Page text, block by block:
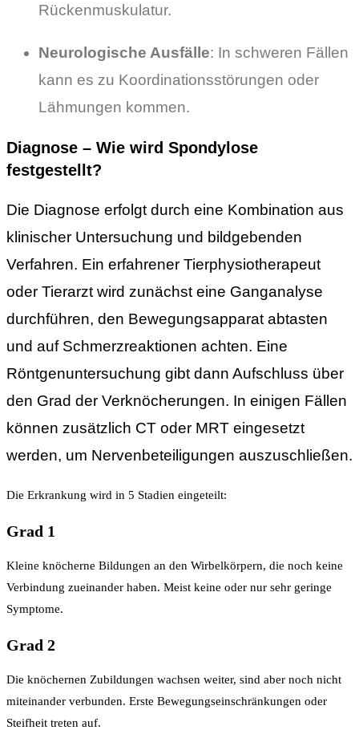
Rückenmuskulatur.
Neurologische Ausfälle: In schweren Fällen
kann es zu Koordinationsstörungen oder
Lähmungen kommen.
Diagnose – Wie wird Spondylose
festgestellt?
Die Diagnose erfolgt durch eine Kombination aus
klinischer Untersuchung und bildgebenden
Verfahren. Ein erfahrener Tierphysiotherapeut
oder Tierarzt wird zunächst eine Ganganalyse
durchführen, den Bewegungsapparat abtasten
und auf Schmerzreaktionen achten. Eine
Röntgenuntersuchung gibt dann Aufschluss über
den Grad der Verknöcherungen. In einigen Fällen
können zusätzlich CT oder MRT eingesetzt
werden, um Nervenbeteiligungen auszuschließen.
Die Erkrankung wird in 5 Stadien eingeteilt:
Grad 1
Kleine knöcherne Bildungen an den Wirbelkörpern, die noch keine
Verbindung zueinander haben. Meist keine oder nur sehr geringe
Symptome.
Grad 2
Die knöchernen Zubildungen wachsen weiter, sind aber noch nicht
miteinander verbunden. Erste Bewegungseinschränkungen oder
Steifheit treten auf.